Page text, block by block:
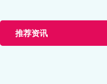
推荐资讯